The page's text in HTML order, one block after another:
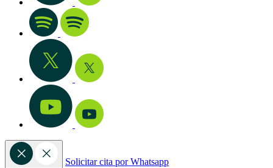
Solicitar cita por Whatsapp